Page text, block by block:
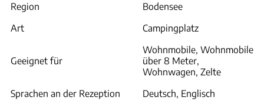
Region
Bodensee
Art
Campingplatz
Geeignet für
Wohnmobile, Wohnmobile
über 8 Meter,
Wohnwagen, Zelte
Sprachen an der Rezeption
Deutsch, Englisch